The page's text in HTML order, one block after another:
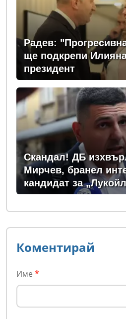
Радев:
ще подкрепи
президент
Скандал! ДБ
Мирчев, бранел
кандидат за
Коментирай
Име *